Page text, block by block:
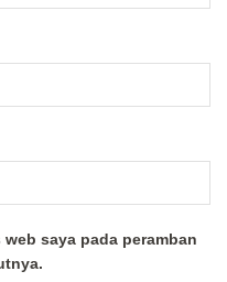
saya pada peramban